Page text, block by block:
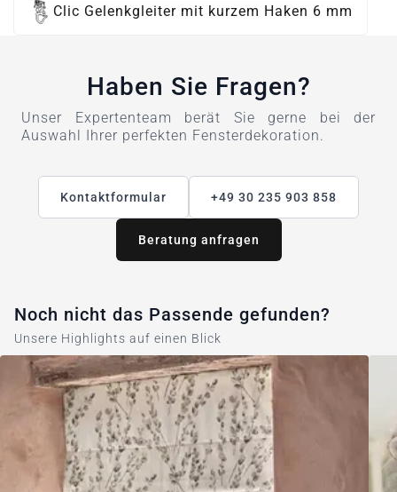
Clic Gelenkgleiter mit kurzem Haken 6 mm
Haben Sie Fragen?
Unser Expertenteam berät Sie gerne bei der
Auswahl Ihrer perfekten Fensterdekoration.
Kontaktformular +49 30 235 903 858
Beratung anfragen
Noch nicht das Passende gefunden?
Unsere Highlights auf einen Blick